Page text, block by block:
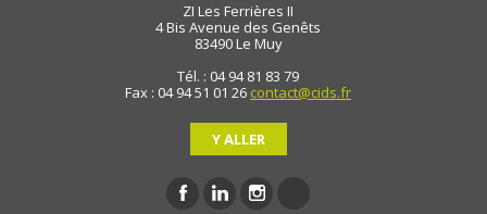
ZI Les Ferrières II
4 Bis Avenue des Genêts
83490Le Muy
Tél. : 04 94 81 83 79
Fax : 04 94 51 01 26 contact@cids.fr
Y ALLER